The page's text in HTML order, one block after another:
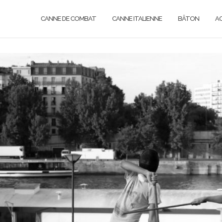
CANNE DE COMBAT CANNE ITALIENNE BÂTON